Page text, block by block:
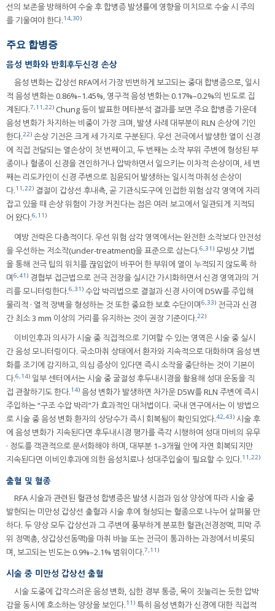
선의 보존을 방해하여 수술 후 합병증 발생률에 영향을 미치므로 수술 시 주의
를 기울여야 한다.14,30)
주요 합병증
음성 변화와 반회후두신경 손상
음성 변화는 갑상선 RFA에서 가장 빈번하게 보고되는 중대 합병증으로, 일시
적 음성 변화는 0.86%–1.45%, 영구적 음성 변화는 0.17%–0.2%의 빈도로 집
계된다.7,11,22) Chung 등이 발표한 메타분석 결과를 보면 주요 합병증 가운데
음성 변화가 차지하는 비중이 가장 크며, 발생 사례 대부분이 RLN 손상에 기인
한다.22) 손상 기전은 크게 세 가지로 구분된다. 우선 전극에서 발생한 열이 신경
에 직접 전달되는 열손상이 첫 번째이고, 두 번째는 소작 부위 주변에 형성된 부
종이나 혈종이 신경을 견인하거나 압박하면서 일으키는 이차적 손상이며, 세 번
째는 리도카인이 신경 주변으로 침윤되어 발생하는 일시적 마취성 손상이
다.11,22) 결절이 갑상선 후내측, 곧 기관식도구에 인접한 위험 삼각 영역에 자리
잡고 있을 때 손상 위험이 가장 커진다는 점은 여러 보고에서 일관되게 지적되
어 왔다.6,11 )
예방 전략은 다층적이다. 우선 위험 삼각 영역에서는 완전한 소작보다 안전성
을 우선하는 저소작(under-treatment)을 표준으로 삼는다.6,31 ) 무빙샷 기법
을 통해 전극 팁의 위치를 끊임없이 바꾸어 한 부위에 열이 누적되지 않도록 하
며6,41 ) 경협부 접근법으로 전극 전장을 실시간 가시화하면서 신경 영역과의 거
리를 모니터링한다.6,31 ) 수압 박리법으로 결절과 신경 사이에 D5W를 주입해
물리적 · 열적 장벽을 형성하는 것 또한 중요한 보호 수단이며6,33) 전극과 신경
간 최소 3 mm 이상의 거리를 유지하는 것이 권장 기준이다.22)
이비인후과 의사가 시술 중 직접적으로 기여할 수 있는 영역은 시술 중 실시
간 음성 모니터링이다. 국소마취 상태에서 환자와 지속적으로 대화하며 음성 변
화를 조기에 감지하고, 의심 증상이 있다면 즉시 소작을 중단하는 것이 기본이
다.6,14) 일부 센터에서는 시술 중 굴절성 후두내시경을 활용해 성대 운동을 직
접 관찰하기도 한다.14) 음성 변화가 발생하면 차가운 D5W를 RLN 주변에 즉시
주입하는 “구조 수압 박리”가 효과적인 대처법이다. 국내 연구에서는 이 방법으
로 시술 중 음성 변화 환자의 상당수가 즉시 회복됨이 확인되었다.42,43) 시술 후
에 음성 변화가 지속된다면 후두내시경 평가를 즉각 시행하여 성대 마비의 유무
· 정도를 객관적으로 문서화해야 하며, 대부분 1–3개월 안에 자연 회복되지만
지속된다면 이비인후과에 의한 음성치료나 성대주입술이 필요할 수 있다.11,22)
출혈 및 혈종
RFA 시술과 관련된 혈관성 합병증은 발생 시점과 임상 양상에 따라 시술 중
발현되는 미만성 갑상선 출혈과 시술 후에 형성되는 혈종으로 나누어 살펴볼 만
하다. 두 양상 모두 갑상선과 그 주변에 풍부하게 분포한 혈관(전경정맥, 피막 주
위 정맥총, 상갑상선동맥)을 마취 바늘 또는 전극이 통과하는 과정에서 비롯되
며, 보고되는 빈도는 0.9%–2.1% 범위이다.7,11 )
시술 중 미만성 갑상선 출혈
시술 도중에 갑작스러운 음성 변화, 심한 경부 통증, 목이 짓눌리는 듯한 압박
감을 동시에 호소하는 양상을 보인다.11) 특히 음성 변화가 신경에 대한 직접적